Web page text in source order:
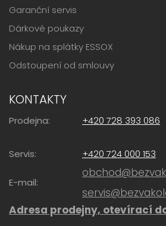
Garanční servis
Dárkové poukazy
Nákup na splátky ESSOX
Odstoupení od smlouvy
KONTAKTY
Prodejna: +420 728 393 086
Servis: +420 724 000 153
E-mail:
Adresa prodejny, otevírací